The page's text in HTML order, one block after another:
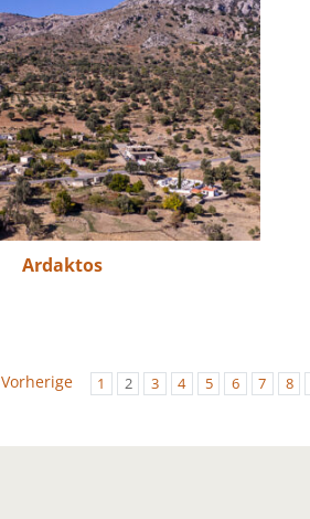
Ardaktos
Vorherige 1 2 3 4 5 6 7 8